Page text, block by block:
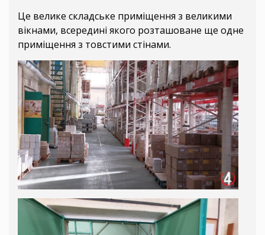
Це велике складське приміщення з великими
вікнами, всередині якого розташоване ще одне
приміщення з товстими стінами.